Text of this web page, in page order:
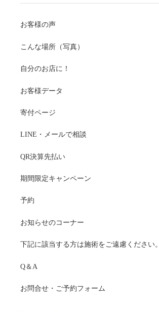
お客様の声
こんな場所（写真）
自分のお店に！
お客様データ
寄付ページ
LINE・メールで相談
QR決算先払い
期間限定キャンペーン
予約
お知らせのコーナー
下記に該当する方は施術をご遠慮ください。
Q＆A
お問合せ・ご予約フォーム